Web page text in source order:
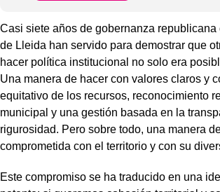
Casi siete años de gobernanza republicana
de Lleida han servido para demostrar que
hacer política institucional no solo era
Una manera de hacer con valores claros y
equitativo de los recursos, reconocimiento
municipal y una gestión basada en la
rigurosidad. Pero sobre todo, una manera
comprometida con el territorio y con su
Este compromiso se ha traducido en una